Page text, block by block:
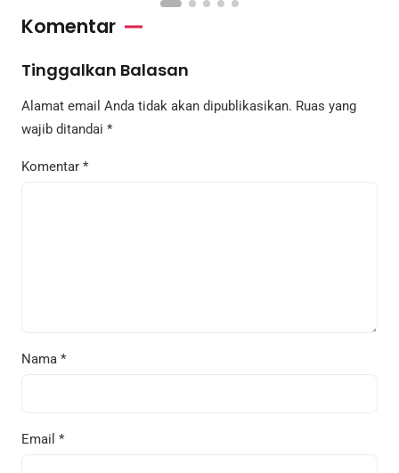
Komentar
Tinggalkan Balasan
Alamat email Anda tidak akan dipublikasikan. Ruas yang
wajib ditandai *
Komentar *
Nama *
Email *